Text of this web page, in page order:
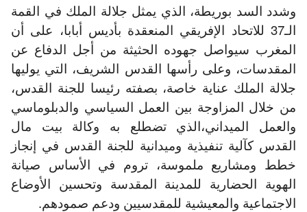
وشدد السد بوريطة، الذي يمثل جلالة الملك في القمة
الـ37 للاتحاد الإفريقي المنعقدة بأديس أبابا، على أن
المغرب سيواصل جهوده الحثيثة من أجل الدفاع عن
المقدسات، وعلى رأسها القدس الشريف، التي يوليها
جلالة الملك عناية خاصة، بصفته رئيسا للجنة القدس،
من خلال المزاوجة بين العمل السياسي والدبلوماسي
والعمل الميداني،الذي تضطلع به وكالة بيت مال
القدس كآلية تنفيذية وميدانية للجنة القدس في إنجاز
خطط ومشاريع ملموسة، تروم في الأساس صيانة
الهوية الحضارية للمدينة المقدسة وتحسين الأوضاع
الاجتماعية والمعيشية للمقدسيين ودعم صمودهم.